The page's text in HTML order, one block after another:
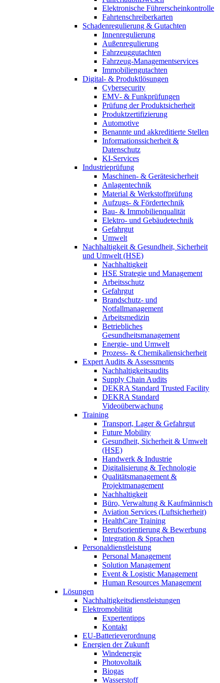
Elektronische Führerscheinkontrolle
Fahrtenschreiberkarten
Schadenregulierung & Gutachten
Innenregulierung
Außenregulierung
Fahrzeuggutachten
Fahrzeug-Managementservices
Immobiliengutachten
Digital- & Produktlösungen
Cybersecurity
EMV- & Funkprüfungen
Prüfung der Produktsicherheit
Produktzertifizierung
Automotive
Benannte und akkreditierte Stellen
Informationssicherheit &
Datenschutz
KI-Services
Industrieprüfung
Maschinen- & Gerätesicherheit
Anlagentechnik
Material & Werkstoffprüfung
Aufzugs- & Fördertechnik
Bau- & Immobilienqualität
Elektro- und Gebäudetechnik
Gefahrgut
Umwelt
Nachhaltigkeit & Gesundheit, Sicherheit
und Umwelt (HSE)
Nachhaltigkeit
HSE Strategie und Management
Arbeitsschutz
Gefahrgut
Brandschutz- und
Notfallmanagement
Arbeitsmedizin
Betriebliches
Gesundheitsmanagement
Energie- und Umwelt
Prozess- & Chemikaliensicherheit
Expert Audits & Assessments
Nachhaltigkeitsaudits
Supply Chain Audits
DEKRA Standard Trusted Facility
DEKRA Standard
Videoüberwachung
Training
Transport, Lager & Gefahrgut
Future Mobility
Gesundheit, Sicherheit & Umwelt
(HSE)
Handwerk & Industrie
Digitalisierung & Technologie
Qualitätsmanagement &
Projektmanagement
Nachhaltigkeit
Büro, Verwaltung & Kaufmännisch
Aviation Services (Luftsicherheit)
HealthCare Training
Berufsorientierung & Bewerbung
Integration & Sprachen
Personaldienstleistung
Personal Management
Solution Management
Event & Logistic Management
Human Resources Management
Lösungen
Nachhaltigkeitsdienstleistungen
Elektromobilität
Expertentipps
Kontakt
EU-Batterieverordnung
Energien der Zukunft
Windenergie
Photovoltaik
Biogas
Wasserstoff